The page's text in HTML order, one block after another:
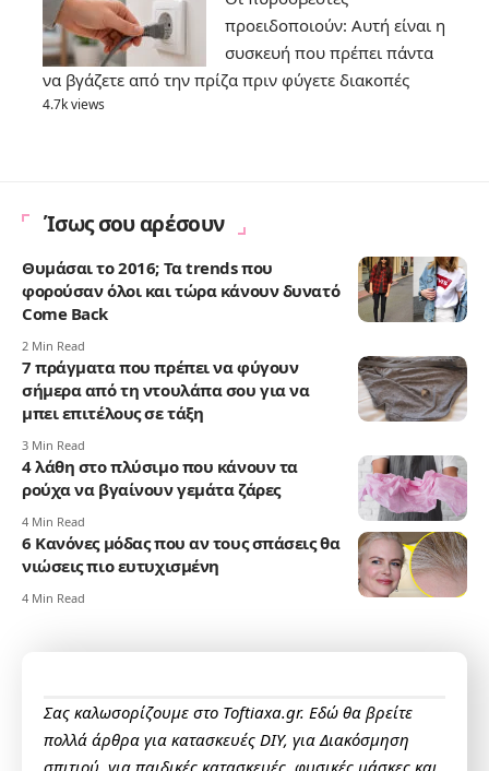
προειδοποιούν: Αυτή είναι η
συσκευή που πρέπει πάντα
να βγάζετε από την πρίζα πριν φύγετε διακοπές
4.7k views
Ίσως σου αρέσουν
Θυμάσαι το 2016; Τα trends που
φορούσαν όλοι και τώρα κάνουν δυνατό
Come Back
2 Min Read
7 πράγματα που πρέπει να φύγουν
σήμερα από τη ντουλάπα σου για να
μπει επιτέλους σε τάξη
3 Min Read
4 λάθη στο πλύσιμο που κάνουν τα
ρούχα να βγαίνουν γεμάτα ζάρες
4 Min Read
6 Κανόνες μόδας που αν τους σπάσεις θα
νιώσεις πιο ευτυχισμένη
4 Min Read
Σας καλωσορίζουμε στο Toftiaxa.gr. Εδώ θα βρείτε
πολλά άρθρα για κατασκευές DIY, για Διακόσμηση